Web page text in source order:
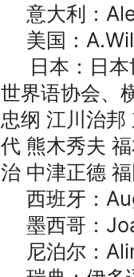
意大利：
美国：
日本：日
世界语协会、
忠纲 江川治邦
代 熊木秀夫
治 中津正德
西班牙：
墨西哥：
尼泊尔：